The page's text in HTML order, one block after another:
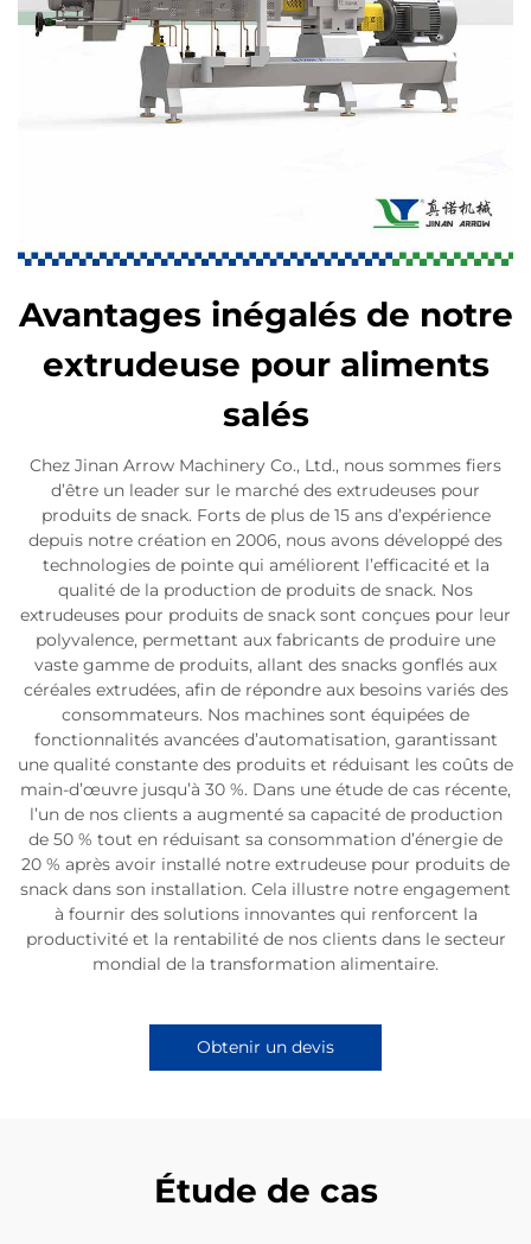
Avantages inégalés de notre
extrudeuse pour aliments
salés
Chez Jinan Arrow Machinery Co., Ltd., nous sommes fiers
d’être un leader sur le marché des extrudeuses pour
produits de snack. Forts de plus de 15 ans d’expérience
depuis notre création en 2006, nous avons développé des
technologies de pointe qui améliorent l’efficacité et la
qualité de la production de produits de snack. Nos
extrudeuses pour produits de snack sont conçues pour leur
polyvalence, permettant aux fabricants de produire une
vaste gamme de produits, allant des snacks gonflés aux
céréales extrudées, afin de répondre aux besoins variés des
consommateurs. Nos machines sont équipées de
fonctionnalités avancées d’automatisation, garantissant
une qualité constante des produits et réduisant les coûts de
main-d’œuvre jusqu’à 30 %. Dans une étude de cas récente,
l’un de nos clients a augmenté sa capacité de production
de 50 % tout en réduisant sa consommation d’énergie de
20 % après avoir installé notre extrudeuse pour produits de
snack dans son installation. Cela illustre notre engagement
à fournir des solutions innovantes qui renforcent la
productivité et la rentabilité de nos clients dans le secteur
mondial de la transformation alimentaire.
Obtenir un devis
Étude de cas